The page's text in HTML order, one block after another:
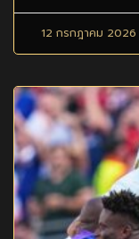
12 กรกฎาคม 2026